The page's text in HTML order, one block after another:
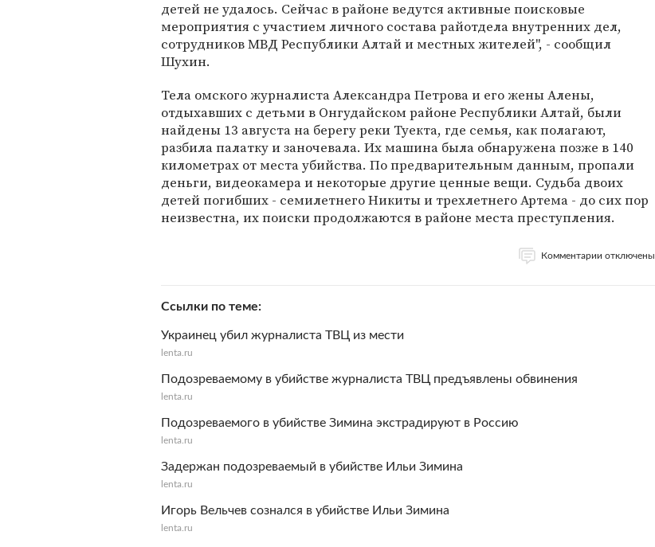
детей не удалось. Сейчас в районе ведутся активные поисковые
мероприятия с участием личного состава райотдела внутренних дел,
сотрудников МВД Республики Алтай и местных жителей", - сообщил
Шухин.
Тела омского журналиста Александра Петрова и его жены Алены,
отдыхавших с детьми в Онгудайском районе Республики Алтай, были
найдены 13 августа на берегу реки Туекта, где семья, как полагают,
разбила палатку и заночевала. Их машина была обнаружена позже в 140
километрах от места убийства. По предварительным данным, пропали
деньги, видеокамера и некоторые другие ценные вещи. Судьба двоих
детей погибших - семилетнего Никиты и трехлетнего Артема - до сих пор
неизвестна, их поиски продолжаются в районе места преступления.
Комментарии отключены
Ссылки по теме
Украинец убил журналиста ТВЦ из мести
lenta.ru
Подозреваемому в убийстве журналиста ТВЦ предъявлены обвинения
lenta.ru
Подозреваемого в убийстве Зимина экстрадируют в Россию
lenta.ru
Задержан подозреваемый в убийстве Ильи Зимина
lenta.ru
Игорь Вельчев сознался в убийстве Ильи Зимина
lenta.ru